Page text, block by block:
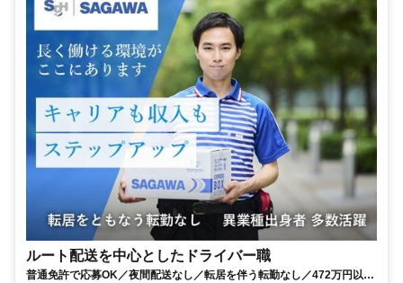
ルート配送を中心としたドライバー職
普通免許で応募OK／夜間配送なし／転居を伴う転勤なし／472万円以上